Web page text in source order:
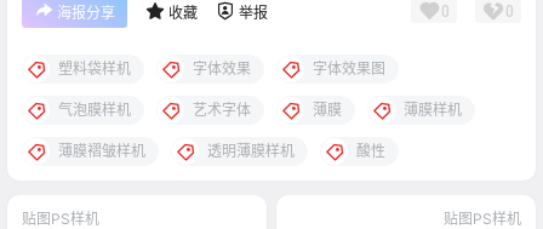
海报分享 收藏 举报 0 0
塑料袋样机 字体效果 字体效果图
气泡膜样机 艺术字体 薄膜 薄膜样机
薄膜褶皱样机 透明薄膜样机 酸性
贴图PS样机 贴图PS样机